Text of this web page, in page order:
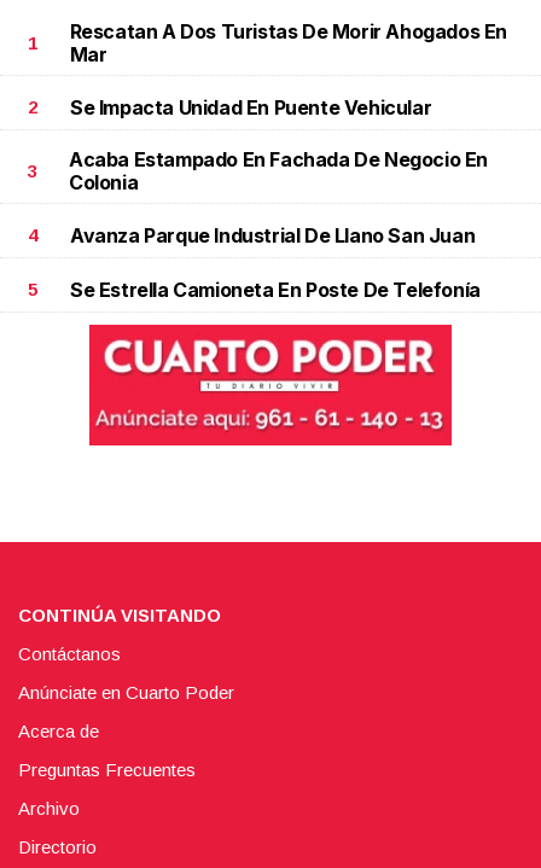
1
Rescatan A Dos Turistas De Morir Ahogados En
Mar
2 Se Impacta Unidad En Puente Vehicular
3
Acaba Estampado En Fachada De Negocio En
Colonia
4 Avanza Parque Industrial De Llano San Juan
5 Se Estrella Camioneta En Poste De Telefonía
CONTINÚA VISITANDO
Contáctanos
Anúnciate en Cuarto Poder
Acerca de
Preguntas Frecuentes
Archivo
Directorio